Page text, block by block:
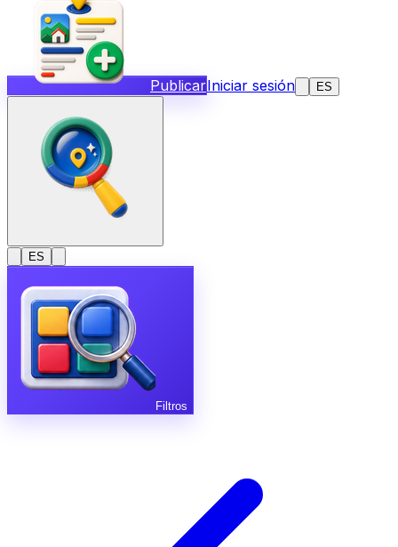
PublicarIniciar sesión ES
ES
Filtros